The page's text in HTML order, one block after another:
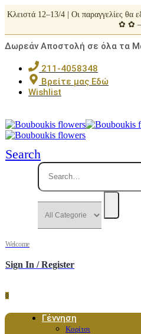
Κλειστά 12–13/4 | Οι παραγγελίες
✿ ✿
Δωρεάν Αποστολή σε όλα τα
211-4058348
Βρείτε μας Εδώ
Wishlist
Search
Welcome
Sign In / Register
0
Γέννηση
Κορίτσι